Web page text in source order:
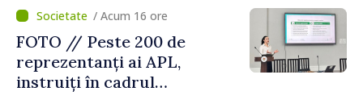
/ Acum 16 ore
FOTO // Peste 200 de
reprezentanți ai APL,
instruiți în cadrul